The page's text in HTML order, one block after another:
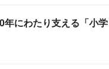
年にわたり支える「小学